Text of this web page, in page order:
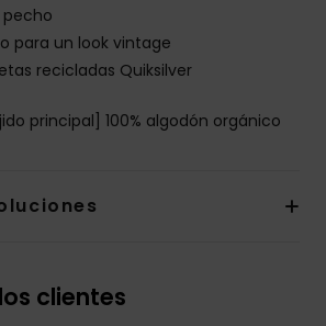
pecho
para un look vintage
recicladas Quiksilver
principal] 100% algodón orgánico
clientes